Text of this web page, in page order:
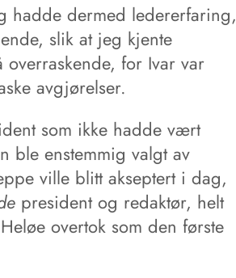
hadde dermed ledererfaring,
slik at jeg kjente
for Ivar var
avgjørelser.
som ikke hadde vært
ble enstemmig valgt av
ville blitt akseptert i dag,
president og redaktør, helt
overtok som den første